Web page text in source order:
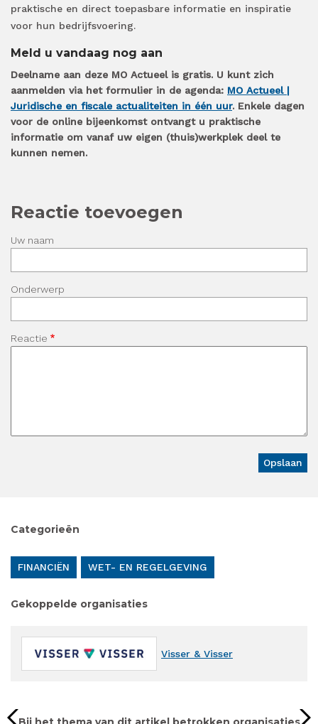
praktische en direct toepasbare informatie en inspiratie
voor hun bedrijfsvoering.
Meld u vandaag nog aan
Deelname aan deze MO Actueel is gratis. U kunt zich
aanmelden via het formulier in de agenda: MO Actueel |
Juridische en fiscale actualiteiten in één uur. Enkele dagen
voor de online bijeenkomst ontvangt u praktische
informatie om vanaf uw eigen (thuis)werkplek deel te
kunnen nemen.
Reactie toevoegen
Uw naam
Onderwerp
Reactie
Categorieën
FINANCIËN WET- EN REGELGEVING
Gekoppelde organisaties
Visser & Visser